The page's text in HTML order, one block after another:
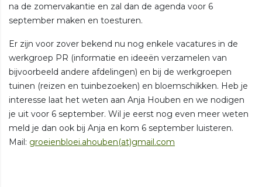
na de zomervakantie en zal dan de agenda voor 6
september maken en toesturen.
Er zijn voor zover bekend nu nog enkele vacatures in de
werkgroep PR (informatie en ideeën verzamelen van
bijvoorbeeld andere afdelingen) en bij de werkgroepen
tuinen (reizen en tuinbezoeken) en bloemschikken. Heb je
interesse laat het weten aan Anja Houben en we nodigen
je uit voor 6 september. Wil je eerst nog even meer weten
meld je dan ook bij Anja en kom 6 september luisteren.
Mail: groeienbloei.ahouben(at)gmail.com